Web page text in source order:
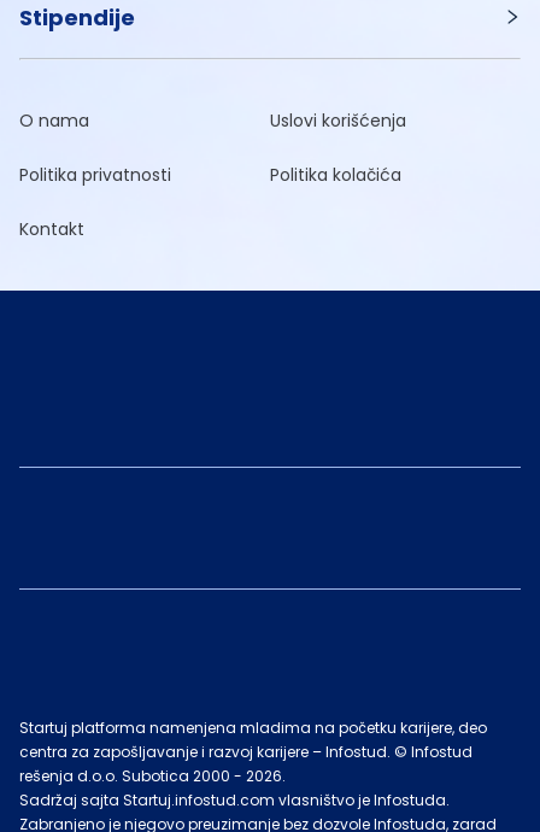
Stipendije
O nama Uslovi korišćenja
Politika privatnosti Politika kolačića
Kontakt
Startuj platforma namenjena mladima na početku karijere, deo
centra za zapošljavanje i razvoj karijere – Infostud. © Infostud
rešenja d.o.o. Subotica 2000 - 2026.
Sadržaj sajta Startuj.infostud.com vlasništvo je Infostuda.
Zabranjeno je njegovo preuzimanje bez dozvole Infostuda, zarad